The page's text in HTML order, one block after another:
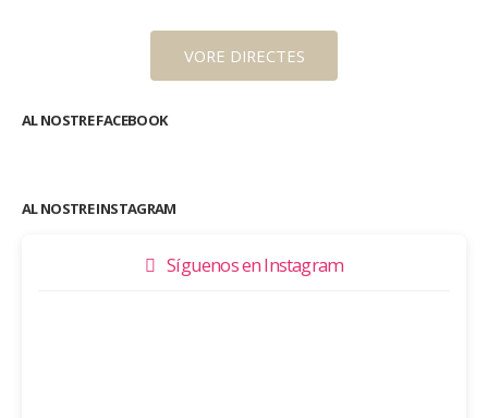
VORE DIRECTES
AL NOSTRE FACEBOOK
AL NOSTRE INSTAGRAM
Síguenos en Instagram